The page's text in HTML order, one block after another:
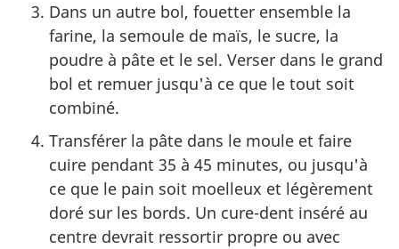
Dans un autre bol, fouetter ensemble la
farine, la semoule de maïs, le sucre, la
poudre à pâte et le sel. Verser dans le grand
bol et remuer jusqu'à ce que le tout soit
combiné.
Transférer la pâte dans le moule et faire
cuire pendant 35 à 45 minutes, ou jusqu'à
ce que le pain soit moelleux et légèrement
doré sur les bords. Un cure-dent inséré au
centre devrait ressortir propre ou avec